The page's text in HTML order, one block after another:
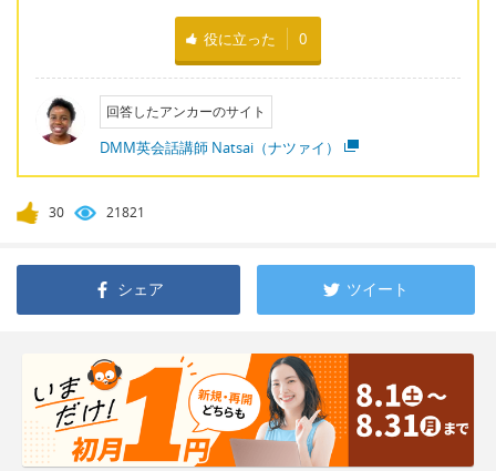
役に立った 0
回答したアンカーのサイト
DMM英会話講師 Natsai（ナツァイ）
30 21821
シェア ツイート